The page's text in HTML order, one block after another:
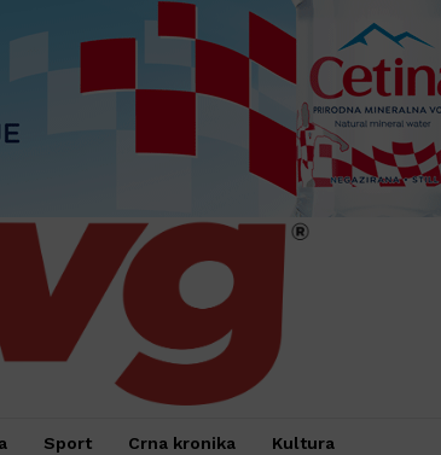
Sport Crna kronika Kultura